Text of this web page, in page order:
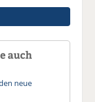
auch
neue